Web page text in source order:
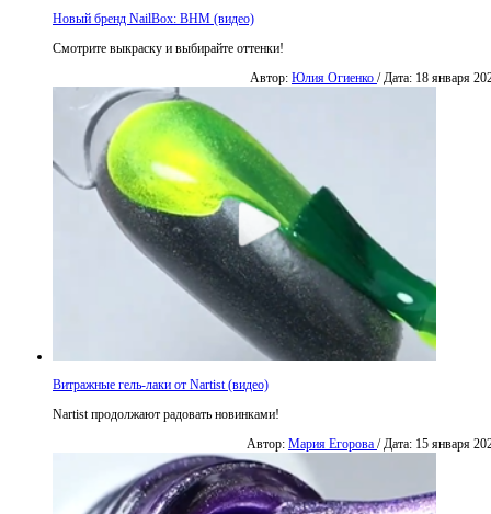
Новый бренд NailBox: BHM (видео)
Смотрите выкраску и выбирайте оттенки!
Автор: Юлия Огиенко / Дата: 18 января
Витражные гель-лаки от Nartist (видео)
Nartist продолжают радовать новинками!
Автор: Мария Егорова / Дата: 15 января